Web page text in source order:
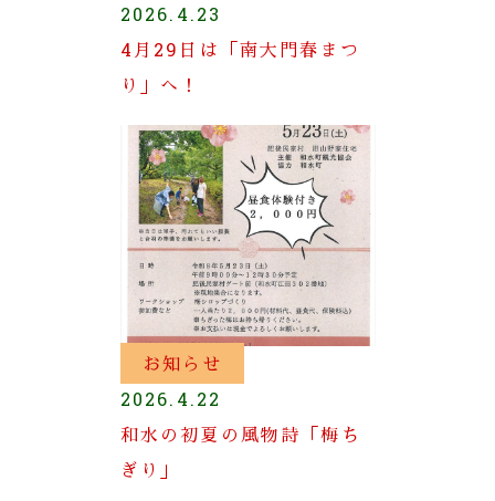
2026.4.23
4月29日は「南大門春まつ
り」へ！
お知らせ
2026.4.22
和水の初夏の風物詩「梅ち
ぎり」